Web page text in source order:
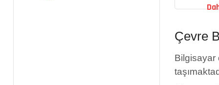
Çevre
Bilgisayar